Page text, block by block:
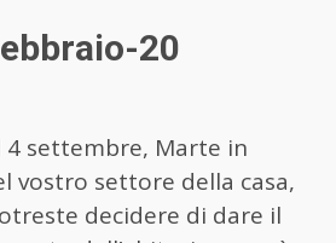
20
4 settembre, Marte in
vostro settore della casa,
decidere di dare il